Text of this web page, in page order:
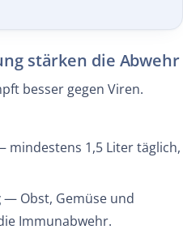
stärken die Abwehr
besser gegen Viren.
mindestens 1,5 Liter täglich,
— Obst, Gemüse und
Immunabwehr.